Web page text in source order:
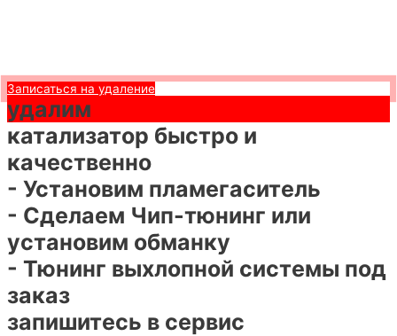
Записаться на удаление
удалим
катализатор быстро и
качественно
- Установим пламегаситель
- Сделаем Чип-тюнинг или
установим обманку
- Тюнинг выхлопной системы под
заказ
запишитесь в сервис